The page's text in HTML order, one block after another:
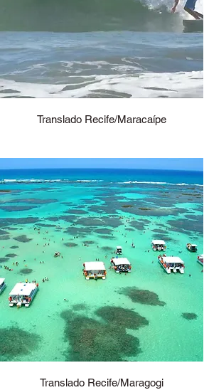
Translado Recife/Maracaípe
Translado Recife/Maragogi